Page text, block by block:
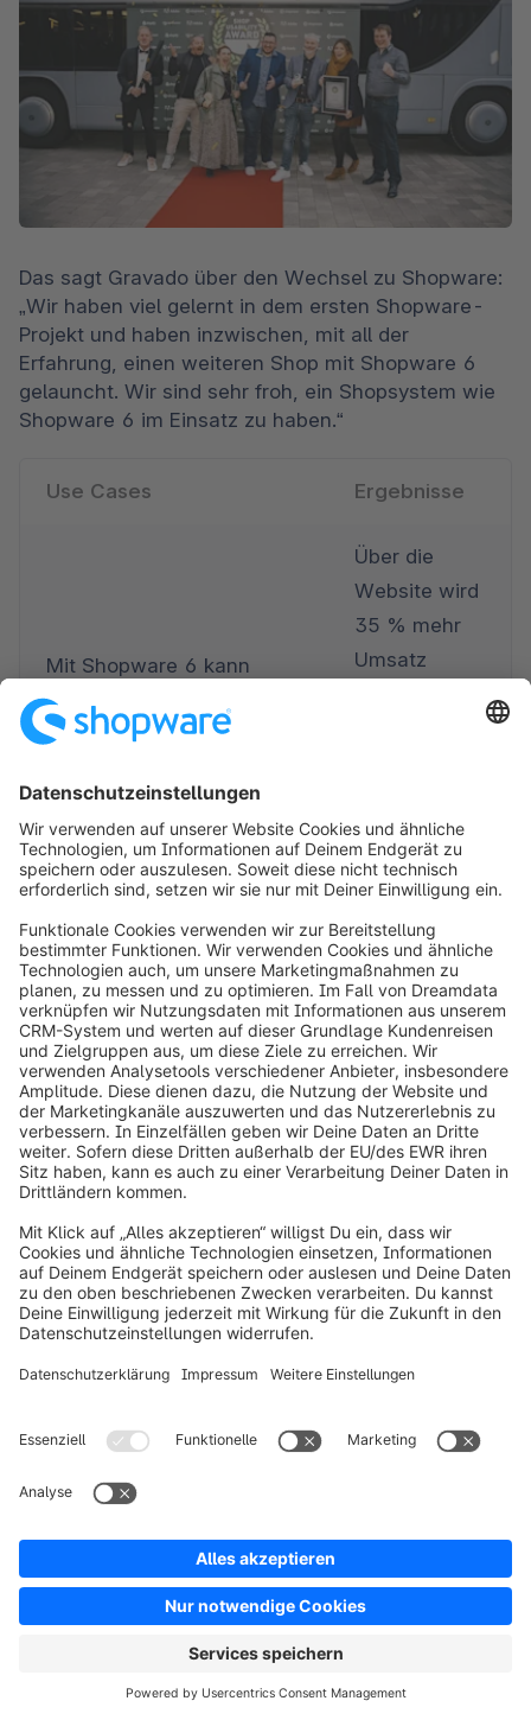
Das sagt Gravado über den Wechsel zu Shopware:
„Wir haben viel gelernt in dem ersten Shopware-
Projekt und haben inzwischen, mit all der
Erfahrung, einen weiteren Shop mit Shopware 6
gelauncht. Wir sind sehr froh, ein Shopsystem wie
Shopware 6 im Einsatz zu haben.“
Use Cases Ergebnisse
Mit Shopware 6 kann
Gravado einfach externe
Systeme anbinden und
die Endkunden
implementieren.
Die Erlebniswelten von
Shopware 6 ermöglichten
Gravado, in vielen
Bereichen flexibler zu
agieren und alle
Webseiten direkt aus dem
Marketing zu bestimmen.
Über die
Website wird
35 % mehr
Umsatz
stieg um 45
%.
Die
Conversion
Rate stieg
insgesamt
auf über 20
%, auf
Mobilgeräten
sogar auf 28
10. MissPompadour steigert
Sichtbarkeit
MissPompadour
verkauft hochwertige nachhaltige
MissPompadour migrierte erfolgreich von
WooCommerce zu Shopware 6, da
Skalierungsmöglichkeiten fehlten und es
zunehmend schwerer wurde, Performance-Spitzen